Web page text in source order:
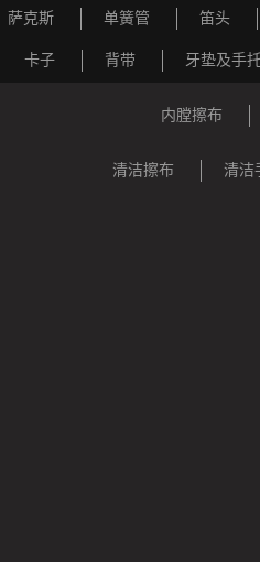
萨克斯 单簧管 笛头
卡子 背带 牙垫及手
内膛擦布
清洁擦布 清洁